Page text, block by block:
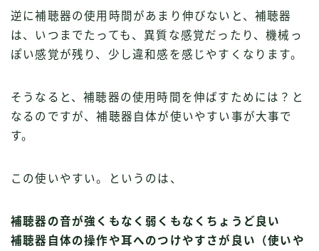
逆に補聴器の使用時間があまり伸びないと、補聴器
は、いつまでたっても、異質な感覚だったり、機械っ
ぽい感覚が残り、少し違和感を感じやすくなります。
そうなると、補聴器の使用時間を伸ばすためには？と
なるのですが、補聴器自体が使いやすい事が大事で
す。
この使いやすい。というのは、
補聴器の音が強くもなく弱くもなくちょうど良い
補聴器自体の操作や耳へのつけやすさが良い（使いや